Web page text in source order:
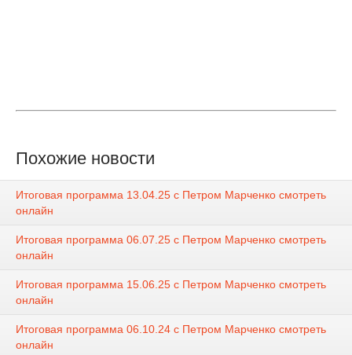
Похожие новости
Итоговая программа 13.04.25 с Петром Марченко смотреть
онлайн
Итоговая программа 06.07.25 с Петром Марченко смотреть
онлайн
Итоговая программа 15.06.25 с Петром Марченко смотреть
онлайн
Итоговая программа 06.10.24 с Петром Марченко смотреть
онлайн